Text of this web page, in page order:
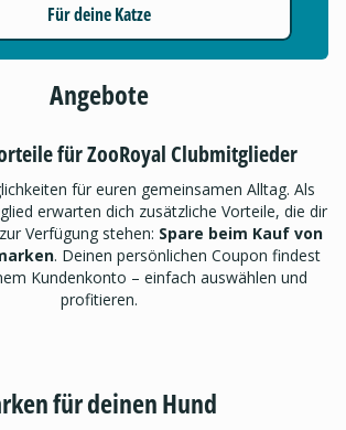
Für deine Katze
Angebote
für ZooRoyal Clubmitglieder
für euren gemeinsamen Alltag. Als
erwarten dich zusätzliche Vorteile, die dir
Verfügung stehen: Spare beim Kauf von
. Deinen persönlichen Coupon findest
Kundenkonto – einfach auswählen und
profitieren.
für deinen Hund